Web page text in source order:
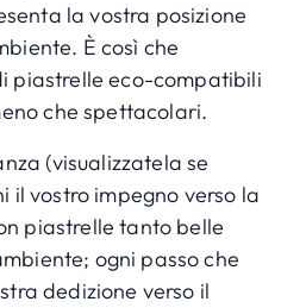
la vostra posizione
È così che
piastrelle eco-compatibili
che spettacolari.
(visualizzatela se
il vostro impegno verso la
piastrelle tanto belle
ogni passo che
dedizione verso il